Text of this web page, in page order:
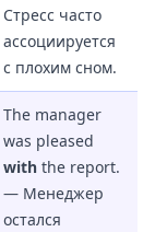
Стресс часто
ассоциируется
с плохим сном.
The manager
was pleased
with the report.
— Менеджер
остался